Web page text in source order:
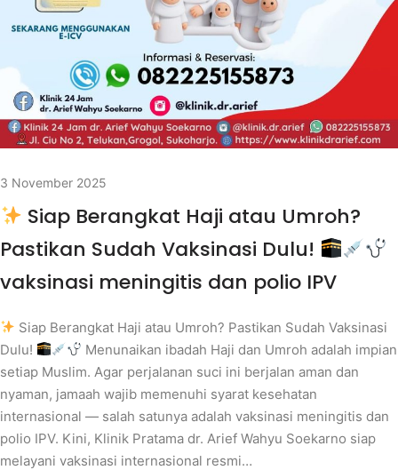
3 November 2025
Siap Berangkat Haji atau Umroh?
Pastikan Sudah Vaksinasi Dulu!
vaksinasi meningitis dan polio IPV
Siap Berangkat Haji atau Umroh? Pastikan Sudah Vaksinasi
Dulu!
Menunaikan ibadah Haji dan Umroh adalah impian
setiap Muslim. Agar perjalanan suci ini berjalan aman dan
nyaman, jamaah wajib memenuhi syarat kesehatan
internasional — salah satunya adalah vaksinasi meningitis dan
polio IPV. Kini, Klinik Pratama dr. Arief Wahyu Soekarno siap
melayani vaksinasi internasional resmi…